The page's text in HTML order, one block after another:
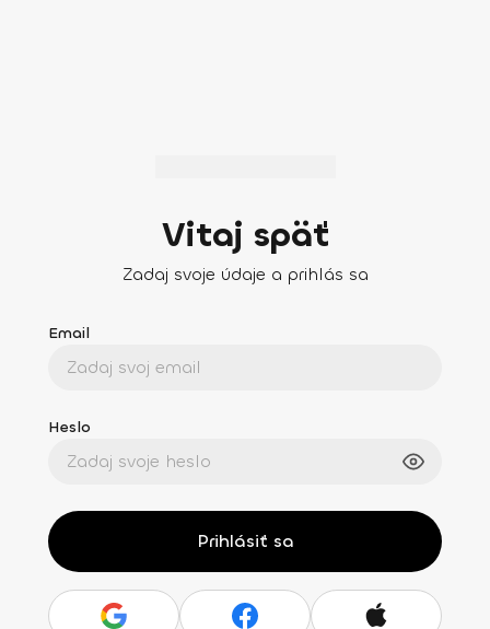
Vitaj späť
Zadaj svoje údaje a prihlás sa
Email
Heslo
Prihlásiť sa